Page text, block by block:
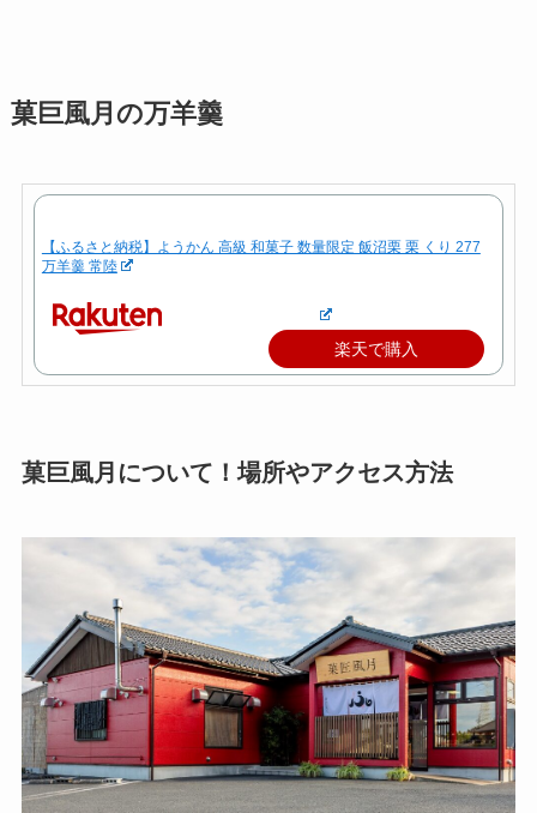
菓巨風月の万羊羹
【ふるさと納税】ようかん 高級 和菓子 数量限定 飯沼栗 栗 くり 277
万羊羹 常陸
楽天で購入
菓巨風月について！場所やアクセス方法